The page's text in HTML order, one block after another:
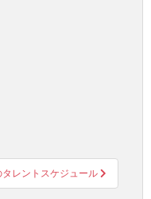
レントスケジュール